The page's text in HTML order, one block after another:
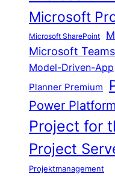
Microsoft
Microsoft SharePoint
Microsoft Teams
Model-Driven-App
Planner Premium
Power Platform
Project for
Project
Projektmanagement